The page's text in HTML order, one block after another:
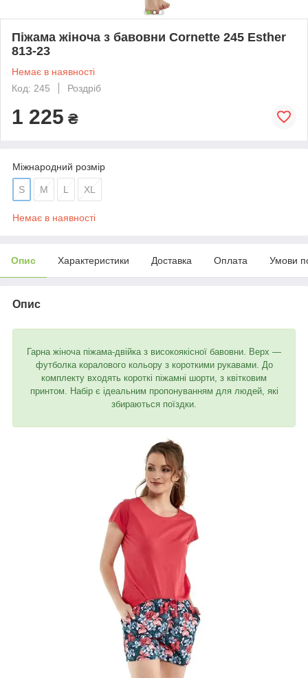
Піжама жіноча з бавовни Cornette 245 Esther
813-23
Немає в наявності
Код: 245
Роздріб
1 225 ₴
Міжнародний розмір
S M L XL
Немає в наявності
Опис Характеристики Доставка Оплата Умови
Опис
Гарна жіноча піжама-двійка з високоякісної бавовни. Верх —
футболка коралового кольору з короткими рукавами. До
комплекту входять короткі піжамні шорти, з квітковим
принтом. Набір є ідеальним пропонуванням для людей, які
збираються поїздки.